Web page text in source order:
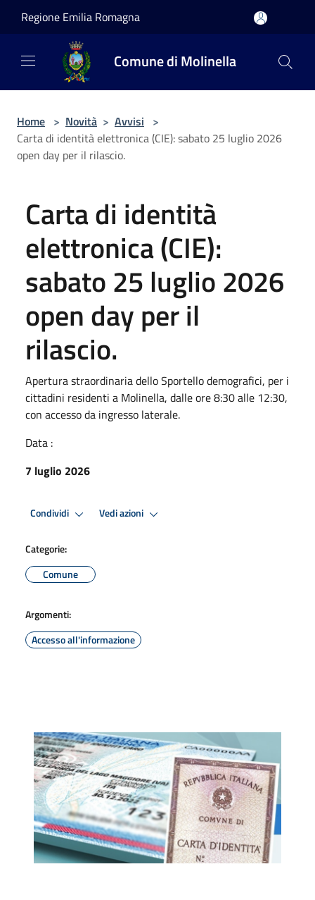
Regione Emilia Romagna
Comune di Molinella
Home > Novità > Avvisi >
Carta di identità elettronica (CIE): sabato 25 luglio 2026
open day per il rilascio.
Carta di identità
elettronica (CIE):
sabato 25 luglio 2026
open day per il
rilascio.
Apertura straordinaria dello Sportello demografici, per i
cittadini residenti a Molinella, dalle ore 8:30 alle 12:30,
con accesso da ingresso laterale.
Data :
7 luglio 2026
Condividi Vedi azioni
Categorie:
Comune
Argomenti:
Accesso all'informazione